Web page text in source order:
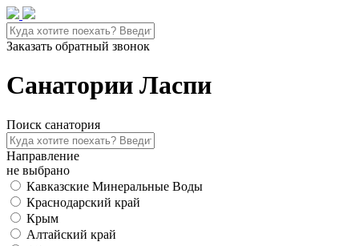
Заказать обратный звонок
Санатории Ласпи
Поиск санатория
Направление
не выбрано
Кавказские Минеральные Воды
Краснодарский край
Крым
Алтайский край